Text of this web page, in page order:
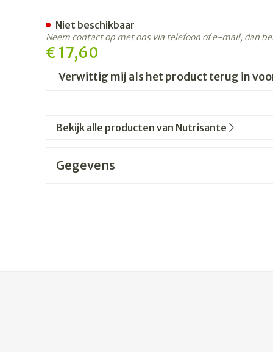
€ 17,60
Verwittig mij als het product terug in
Niet beschikbaar
Neem contact op met ons via telefoon of e-mail, dan
Bekijk alle producten van Nutrisante
Gegevens